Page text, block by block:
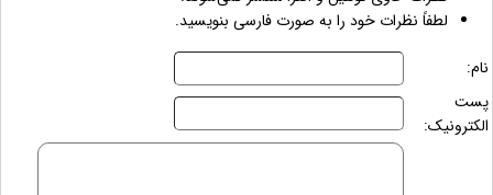
لطفاً نظرات خود را به صورت فارسی بنویسید.
نام:
پست
الکترونیک: